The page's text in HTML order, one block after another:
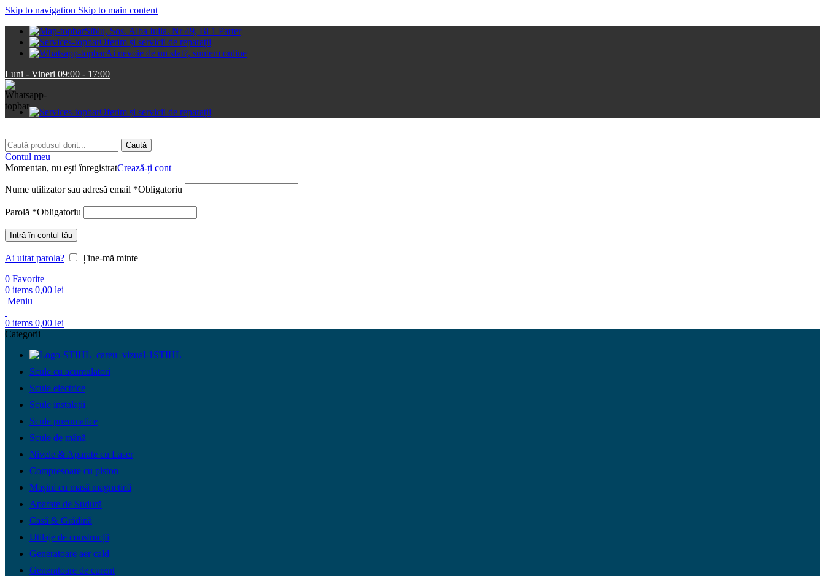
Skip to navigation Skip to main content
Sibiu, Sos. Alba Iulia. Nr 49, Bl 1 Parter
Oferim și servicii de reparații
Ai nevoie de un sfat?, suntem online
Luni - Vineri 09:00 - 17:00
Oferim și servicii de reparații
Caută
Contul meu
Momentan, nu ești înregistratCrează-ți cont
Nume utilizator sau adresă email *Obligatoriu
Parolă *Obligatoriu
Intră în contul tău
Ai uitat parola?
Ține-mă minte
0 Favorite
0 items 0,00 lei
Meniu
0 items 0,00 lei
Categorii
STIHL
Scule cu acumulatori
Scule electrice
Scule instalații
Scule pneumatice
Scule de mână
Nivele & Aparate cu Laser
Compresoare cu piston
Mașini cu masă magnetică
Aparate de Sudură
Casă & Grădină
Utilaje de construcții
Generatoare aer cald
Generatoare de curent